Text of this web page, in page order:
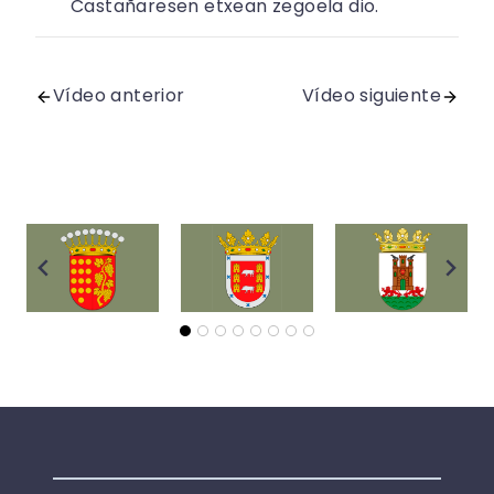
Castañaresen etxean zegoela dio.
Vídeo anterior Vídeo siguiente